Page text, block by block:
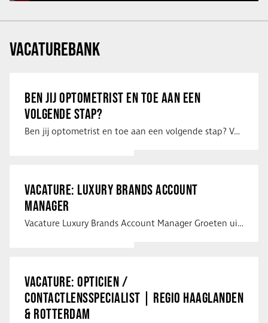
VACATUREBANK
BEN JIJ OPTOMETRIST EN TOE AAN EEN
VOLGENDE STAP?
Ben jij optometrist en toe aan een volgende stap? Voor een optiekketen is Eye …
VACATURE: LUXURY BRANDS ACCOUNT
MANAGER
Vacature Luxury Brands Account Manager Groeten uit Spanje! Vanaf mijn …
VACATURE: OPTICIEN /
CONTACTLENSSPECIALIST | REGIO HAAGLANDEN
& ROTTERDAM